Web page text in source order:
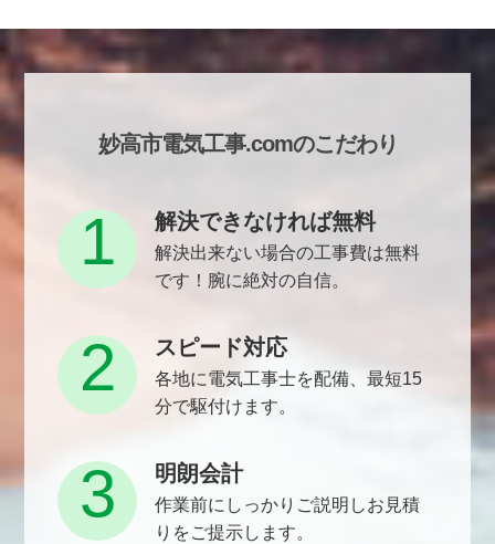
妙高市電気工事.comのこだわり
解決できなければ無料
解決出来ない場合の工事費は無料
です！腕に絶対の自信。
1
スピード対応
各地に電気工事士を配備、最短15
分で駆付けます。
2
明朗会計
作業前にしっかりご説明しお見積
りをご提示します。
3